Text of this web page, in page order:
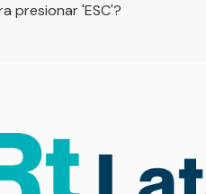
presionar 'ESC'?